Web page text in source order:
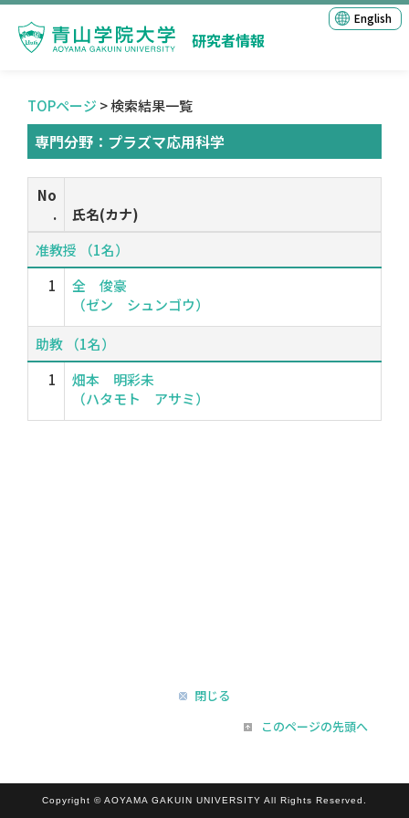
研究者情報
English
TOPページ > 検索結果一覧
専門分野：プラズマ応用科学
No
.
氏名(カナ)
准教授 （1名）
1
全 俊豪
（ゼン シュンゴウ）
助教 （1名）
1
畑本 明彩未
（ハタモト アサミ）
閉じる
このページの先頭へ
Copyright © AOYAMA GAKUIN UNIVERSITY All Rights Reserved.